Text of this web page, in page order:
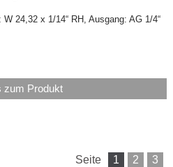
24,32 x 1/14“ RH, Ausgang: AG 1/4“
zum Produkt
Seite 1 2 3